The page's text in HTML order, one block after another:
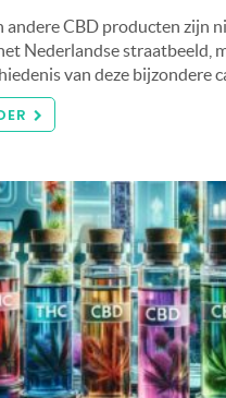
andere CBD producten zijn
Nederlandse straatbeeld,
van deze bijzondere